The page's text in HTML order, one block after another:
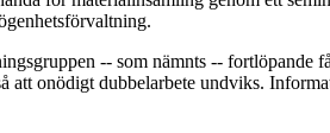
-- som nämnts -- fortlöpande
att onödigt dubbelarbete undviks.